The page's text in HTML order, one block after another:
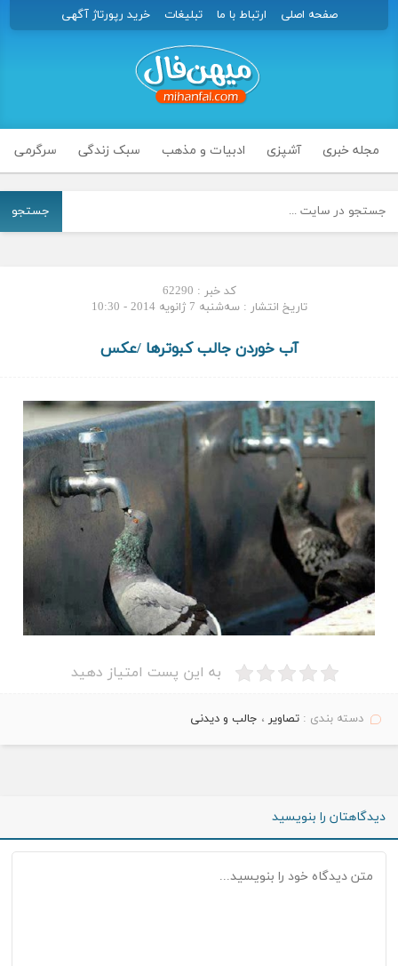
صفحه اصلی ارتباط با ما تبلیغات خرید رپورتاژ آگهی
مجله خبری آشپزی ادبیات و مذهب سبک زندگی سرگرمی
جستجو
کد خبر : 62290
تاریخ انتشار : سه‌شنبه 7 ژانویه 2014 - 10:30
آب خوردن جالب کبوترها /عکس
به این پست امتیاز دهید
دسته بندی :تصاویر ، جالب و دیدنی
دیدگاهتان را بنویسید